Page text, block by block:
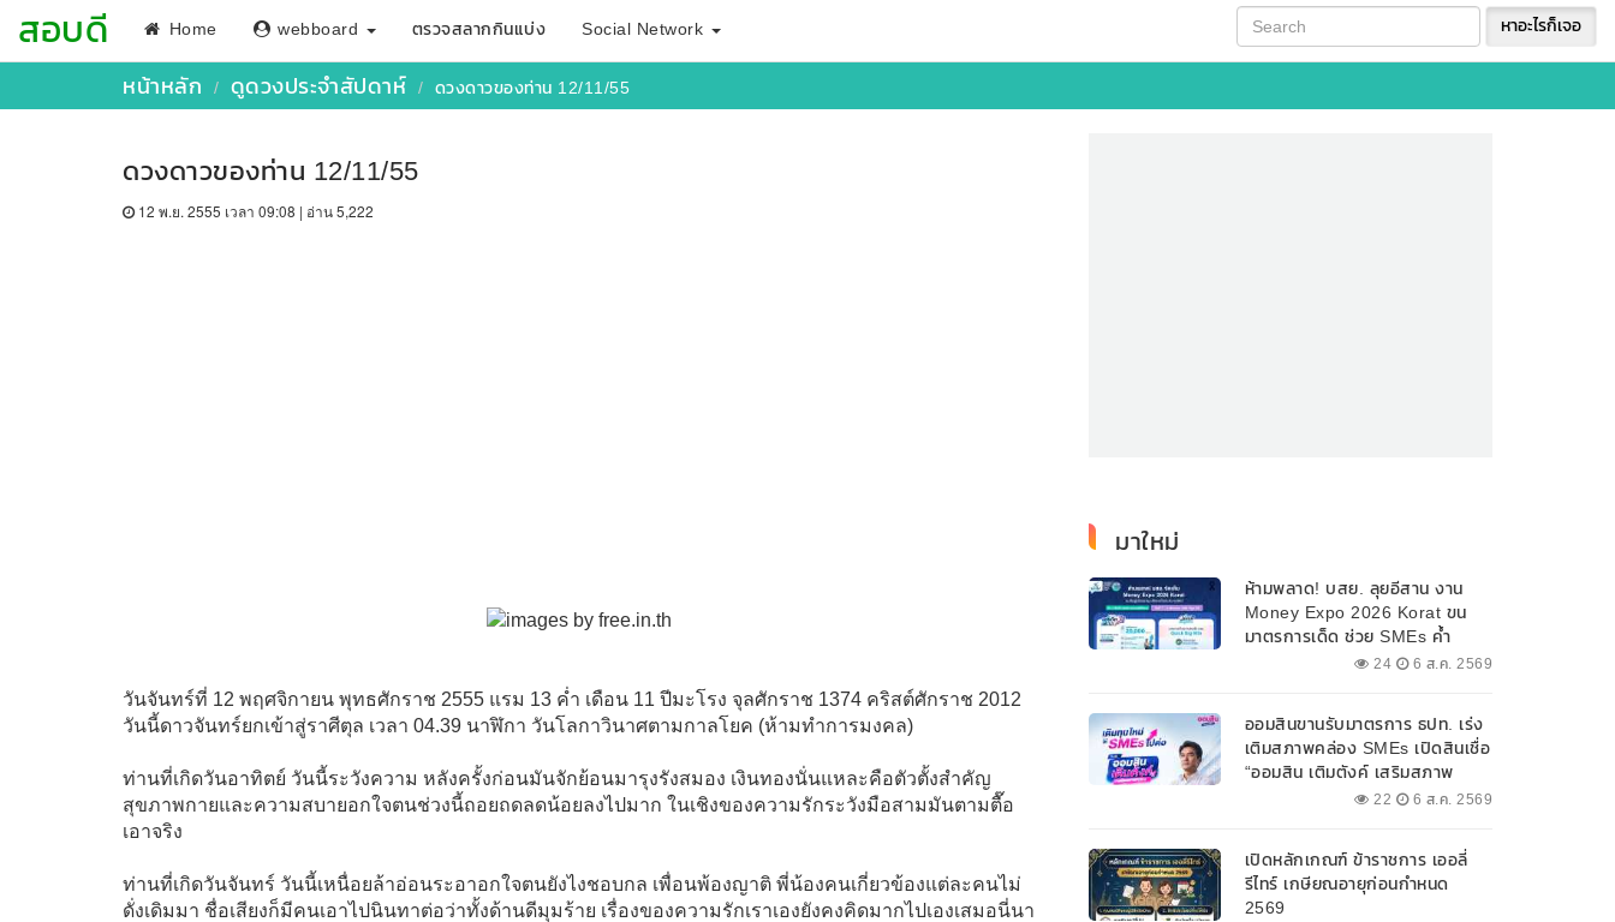
สอบดี Home webboard ตรวจสลากกินแบ่ง Social Network หาอะไรก็เจอ
หน้าหลัก ดูดวงประจำสัปดาห์ ดวงดาวของท่าน 12/11/55
ดวงดาวของท่าน 12/11/55
12 พ.ย. 2555 เวลา 09:08 | อ่าน 5,222
วันจันทร์ที่ 12 พฤศจิกายน พุทธศักราช 2555 แรม 13 ค่ำ เดือน 11 ปีมะโรง จุลศักราช 1374 คริสต์ศักราช 2012
วันนี้ดาวจันทร์ยกเข้าสู่ราศีตุล เวลา 04.39 นาฬิกา วันโลกาวินาศตามกาลโยค (ห้ามทำการมงคล)
ท่านที่เกิดวันอาทิตย์ วันนี้ระวังความ หลังครั้งก่อนมันจักย้อนมารุงรังสมอง เงินทองนั่นแหละคือตัวตั้งสำคัญ
สุขภาพกายและความสบายอกใจตนช่วงนี้ถอยถดลดน้อยลงไปมาก ในเชิงของความรักระวังมือสามมันตามตื๊อ
เอาจริง
ท่านที่เกิดวันจันทร์ วันนี้เหนื่อยล้าอ่อนระอาอกใจตนยังไงชอบกล เพื่อนพ้องญาติ พี่น้องคนเกี่ยวข้องแต่ละคนไม่
ดั่งเดิมมา ชื่อเสียงก็มีคนเอาไปนินทาต่อว่าทั้งด้านดีมุมร้าย เรื่องของความรักเราเองยังคงคิดมากไปเองเสมอนี่นา
มาใหม่
ห้ามพลาด! บสย. ลุยอีสาน งาน
Money Expo 2026 Korat ขน
มาตรการเด็ด ช่วย SMEs ค้ำ
ประกันสินเชื่อ-แก้หนี้ 7-9 ส.ค. 69
24 6 ส.ค. 2569
ออมสินขานรับมาตรการ ธปท. เร่ง
เติมสภาพคล่อง SMEs เปิดสินเชื่อ
“ออมสิน เติมตังค์ เสริมสภาพ
คล่อง” วงเงินรวม 2,000
วงเงินกู้สูงสุด 100% ของหลัก
ประกัน ผ่อนนานสูงสุด 10 ปี
22 6 ส.ค. 2569
เปิดหลักเกณฑ์ ข้าราชการ เออลี่
รีไทร์ เกษียณอายุก่อนกำหนด
2569